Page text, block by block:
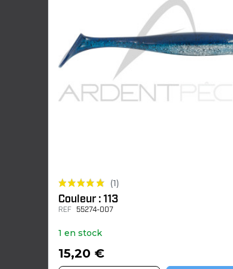
(1)
Couleur : 113
REF 55274-007
1 en stock
15,20 €